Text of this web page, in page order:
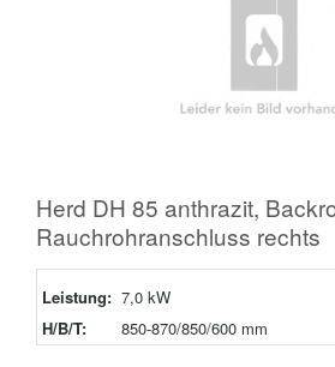
Herd DH 85 anthrazit,
Rauchrohranschluss rechts
Leistung: 7,0 kW
H/B/T:
850-870/850/600 mm